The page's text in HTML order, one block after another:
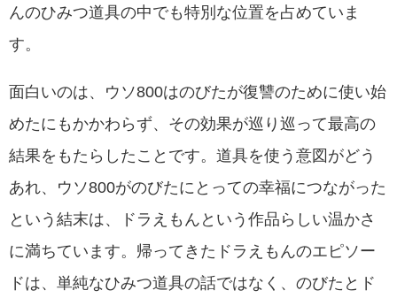
んのひみつ道具の中でも特別な位置を占めていま
す。
面白いのは、ウソ800はのびたが復讐のために使い始
めたにもかかわらず、その効果が巡り巡って最高の
結果をもたらしたことです。道具を使う意図がどう
あれ、ウソ800がのびたにとっての幸福につながった
という結末は、ドラえもんという作品らしい温かさ
に満ちています。帰ってきたドラえもんのエピソー
ドは、単純なひみつ道具の話ではなく、のびたとド